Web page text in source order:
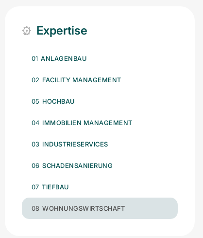
Expertise
01 ANLAGENBAU
02 FACILITY MANAGEMENT
05 HOCHBAU
04 IMMOBILIEN MANAGEMENT
03 INDUSTRIESERVICES
06 SCHADENSANIERUNG
07 TIEFBAU
08 WOHNUNGSWIRTSCHAFT